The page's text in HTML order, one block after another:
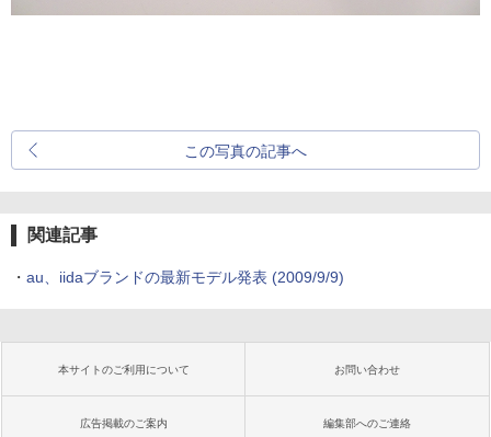
この写真の記事へ
関連記事
・ au、iidaブランドの最新モデル発表 (2009/9/9)
本サイトのご利用について お問い合わせ
広告掲載のご案内 編集部へのご連絡